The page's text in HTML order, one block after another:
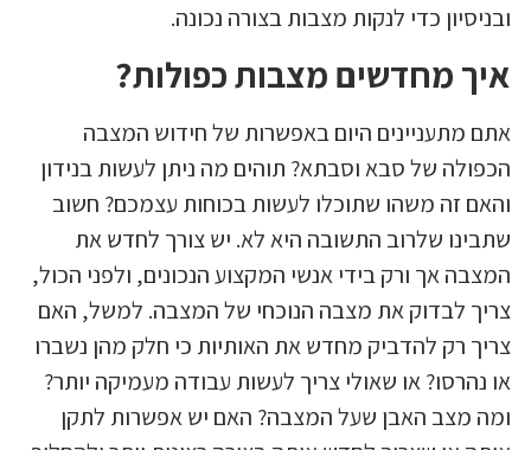
ובניסיון כדי לנקות מצבות בצורה נכונה.
איך מחדשים מצבות כפולות?
אתם מתעניינים היום באפשרות של חידוש המצבה
הכפולה של סבא וסבתא? תוהים מה ניתן לעשות בנידון
והאם זה משהו שתוכלו לעשות בכוחות עצמכם? חשוב
שתבינו שלרוב התשובה היא לא. יש צורך לחדש את
המצבה אך ורק בידי אנשי המקצוע הנכונים, ולפני הכול,
צריך לבדוק את מצבה הנוכחי של המצבה. למשל, האם
צריך רק להדביק מחדש את האותיות כי חלק מהן נשברו
או נהרסו? או שאולי צריך לעשות עבודה מעמיקה יותר?
ומה מצב האבן שעל המצבה? האם יש אפשרות לתקן